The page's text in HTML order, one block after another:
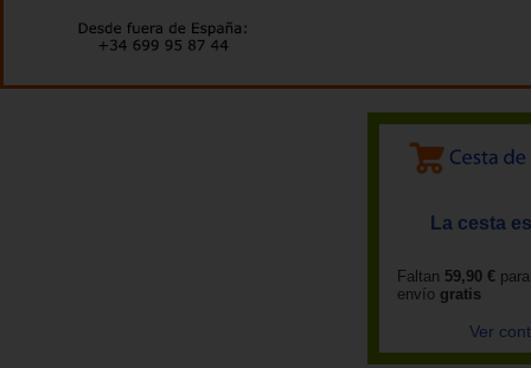
La cesta
Faltan 59,90 €
envío gratis
Ver